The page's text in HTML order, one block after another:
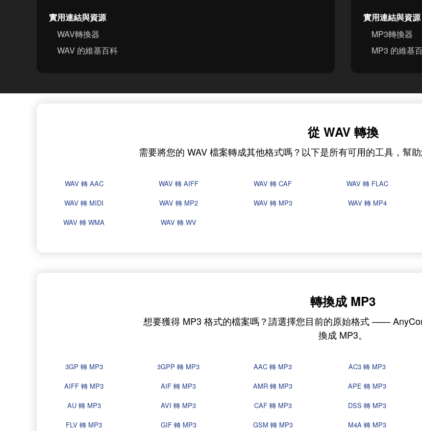
實用連結與資源
WAV轉換器
WAV 的維基百科
實用連結與資源
MP3轉換器
MP3 的維基
從 WAV 轉換
需要將您的 WAV 檔案轉成其他格式嗎？以下是所有可用的工具，幫助
WAV 轉 AAC WAV 轉 AIFF WAV 轉 CAF WAV 轉 FLAC
WAV 轉 MIDI
WAV 轉 MP2 WAV 轉 MP3 WAV 轉 MP4
WAV 轉 WMA
WAV 轉 WV
轉換成 MP3
想要獲得 MP3 格式的檔案嗎？請選擇您目前的原始格式 ——
換成 MP3。
3GP 轉 MP3 3GPP 轉 MP3 AAC 轉 MP3 AC3 轉 MP3
AIFF 轉 MP3
AIF 轉 MP3 AMR 轉 MP3 APE 轉 MP3
AU 轉 MP3
AVI 轉 MP3 CAF 轉 MP3 DSS 轉 MP3
FLV 轉 MP3
GIF 轉 MP3 GSM 轉 MP3 M4A 轉 MP3